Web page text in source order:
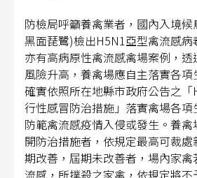
防檢局呼籲養禽業者，國內入境
黑面琵鷺)檢出H5N1亞型禽流感病
亦有高病原性禽流感禽場案例，
風險升高，養禽場應自主落實各
確實依照所在地縣市政府公告之
行性感冒防治措施」落實禽場各
防範禽流感疫情入侵或發生。養
開防治措施者，依規定最高可裁
期改善，屆期未改善者，場內家